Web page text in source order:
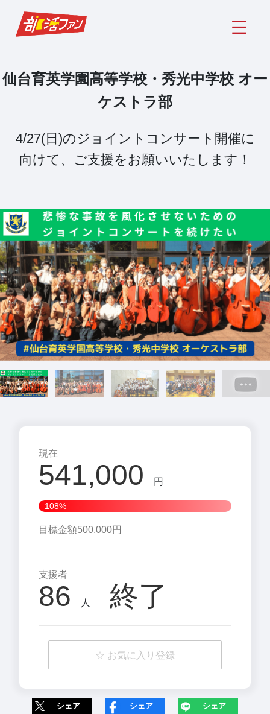
仙台育英学園高等学校・秀光中学校 オー
ケストラ部
4/27(日)のジョイントコンサート開催に
向けて、ご支援をお願いいたします！
現在
541,000 円
108%
目標金額500,000円
支援者
86 人 終了
☆ お気に入り登録
シェア シェア シェア